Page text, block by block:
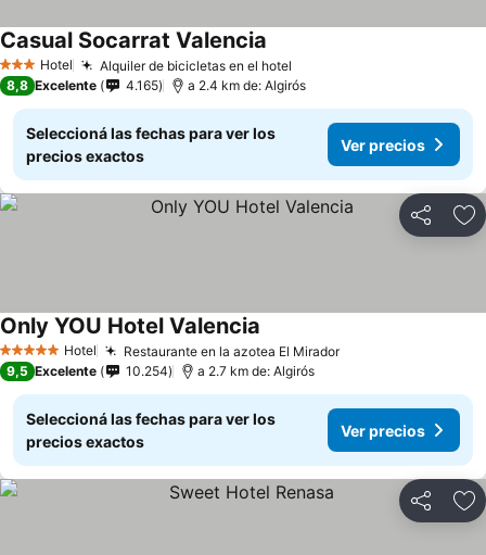
3 Estrellas
Hotel Alquiler de bicicletas en el hotel
Casual Socarrat Valencia
8,8 Excelente 4.165 a 2.4 km de: Algirós
Seleccioná las fechas para ver los
precios exactos
Ver precios
Compartir
5 Estrellas Hotel Restaurante en la azotea El MiradorVer precios
Only YOU Hotel Valencia
9,5 Excelente 10.254 a 2.7 km de: Algirós
Seleccioná las fechas para ver los
precios exactos
Ver precios
Compartir